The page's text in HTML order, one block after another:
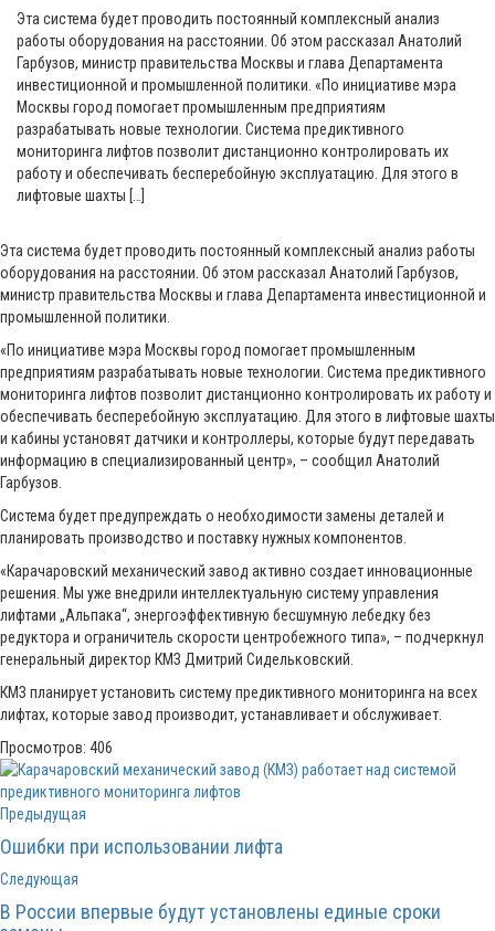
Эта система будет проводить постоянный комплексный анализ
работы оборудования на расстоянии. Об этом рассказал Анатолий
Гарбузов, министр правительства Москвы и глава Департамента
инвестиционной и промышленной политики. «По инициативе мэра
Москвы город помогает промышленным предприятиям
разрабатывать новые технологии. Система предиктивного
мониторинга лифтов позволит дистанционно контролировать их
работу и обеспечивать бесперебойную эксплуатацию. Для этого в
лифтовые шахты […]
Эта система будет проводить постоянный комплексный анализ работы
оборудования на расстоянии. Об этом рассказал Анатолий Гарбузов,
министр правительства Москвы и глава Департамента инвестиционной и
промышленной политики.
«По инициативе мэра Москвы город помогает промышленным
предприятиям разрабатывать новые технологии. Система предиктивного
мониторинга лифтов позволит дистанционно контролировать их работу и
обеспечивать бесперебойную эксплуатацию. Для этого в лифтовые шахты
и кабины установят датчики и контроллеры, которые будут передавать
информацию в специализированный центр», – сообщил Анатолий
Гарбузов.
Система будет предупреждать о необходимости замены деталей и
планировать производство и поставку нужных компонентов.
«Карачаровский механический завод активно создает инновационные
решения. Мы уже внедрили интеллектуальную систему управления
лифтами „Альпака“, энергоэффективную бесшумную лебедку без
редуктора и ограничитель скорости центробежного типа», – подчеркнул
генеральный директор КМЗ Дмитрий Сидельковский.
КМЗ планирует установить систему предиктивного мониторинга на всех
лифтах, которые завод производит, устанавливает и обслуживает.
Просмотров: 406
Предыдущая
Ошибки при использовании лифта
Следующая
В России впервые будут установлены единые сроки